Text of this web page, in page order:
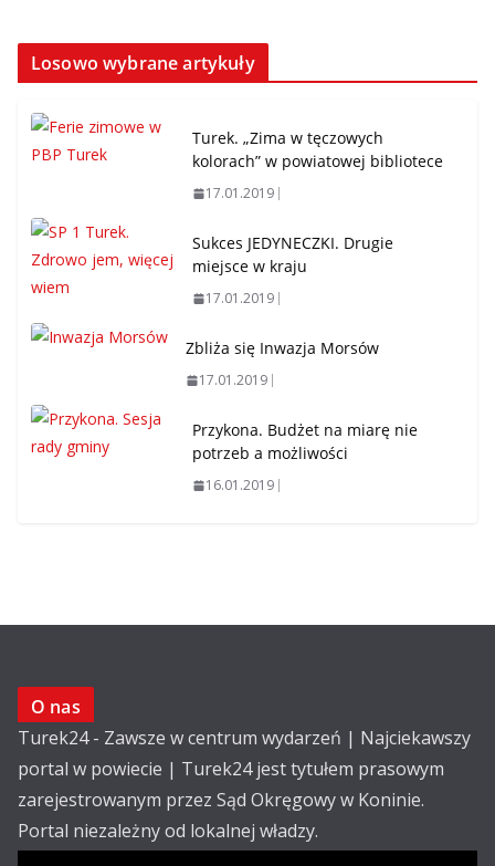
Losowo wybrane artykuły
Turek. „Zima w tęczowych
kolorach” w powiatowej bibliotece
17.01.2019
Sukces JEDYNECZKI. Drugie
miejsce w kraju
17.01.2019
Zbliża się Inwazja Morsów
17.01.2019
Przykona. Budżet na miarę nie
potrzeb a możliwości
16.01.2019
O nas
Turek24 - Zawsze w centrum wydarzeń | Najciekawszy
portal w powiecie | Turek24 jest tytułem prasowym
zarejestrowanym przez Sąd Okręgowy w Koninie.
Portal niezależny od lokalnej władzy.